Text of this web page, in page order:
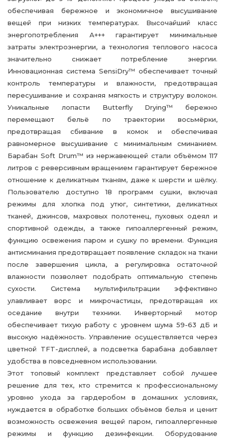
обеспечивая бережное и экономичное высушивание
вещей при низких температурах. Высочайший класс
энергопотребления А+++ гарантирует минимальные
затраты электроэнергии, а технология теплового насоса
значительно снижает потребление энергии.
Инновационная система SensiDry™ обеспечивает точный
контроль температуры и влажности, предотвращая
пересушивание и сохраняя мягкость и структуру волокон.
Уникальные лопасти Butterfly Drying™ бережно
перемещают бельё по траектории восьмёрки,
предотвращая сбивание в комок и обеспечивая
равномерное высушивание с минимальным сминанием.
Барабан Soft Drum™ из нержавеющей стали объёмом 117
литров с реверсивным вращением гарантирует бережное
отношение к деликатным тканям, даже к шерсти и шёлку.
Пользователю доступно 18 программ сушки, включая
режимы для хлопка под утюг, синтетики, деликатных
тканей, джинсов, махровых полотенец, пуховых одеял и
спортивной одежды, а также гипоаллергенный режим,
функцию освежения паром и сушку по времени. Функция
антисминания предотвращает появление складок на ткани
после завершения цикла, а регулировка остаточной
влажности позволяет подобрать оптимальную степень
сухости. Система мультифильтрации эффективно
улавливает ворс и микрочастицы, предотвращая их
оседание внутри техники. Инверторный мотор
обеспечивает тихую работу с уровнем шума 59-63 дБ и
высокую надёжность. Управление осуществляется через
цветной TFT-дисплей, а подсветка барабана добавляет
удобства в повседневном использовании.
Этот топовый комплект представляет собой лучшее
решение для тех, кто стремится к профессиональному
уровню ухода за гардеробом в домашних условиях,
нуждается в обработке больших объёмов белья и ценит
возможность освежения вещей паром, гипоаллергенные
режимы и функцию дезинфекции. Оборудование